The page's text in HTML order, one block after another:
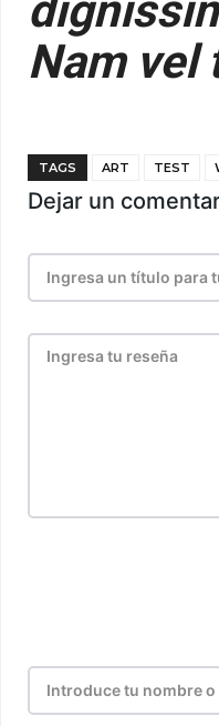
Nam vel
TAGS ART TEST
Dejar un